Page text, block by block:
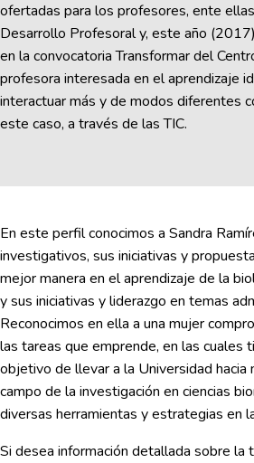
ofertadas para los profesores, ente
Desarrollo Profesoral y, este año
en la convocatoria Transformar del
profesora interesada en el aprendizaje
interactuar más y de modos diferentes
este caso, a través de las TIC.
En este perfil conocimos a Sandra
investigativos, sus iniciativas y
mejor manera en el aprendizaje de la
y sus iniciativas y liderazgo en temas
Reconocimos en ella a una mujer
las tareas que emprende, en las cuales
objetivo de llevar a la Universidad hacia
campo de la investigación en ciencias
diversas herramientas y estrategias en
Si desea información detallada sobre la